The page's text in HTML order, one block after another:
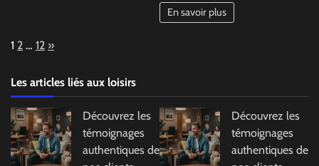
En savoir plus
Page:
1 2 … 12 Next
»
Les articles liés aux loisirs
Découvrez les
témoignages
authentiques de
Découvrez les
témoignages
authentiques de